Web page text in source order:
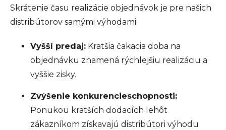
Skrátenie času realizácie objednávok je pre našich
distribútorov samými výhodami:
Vyšší predaj: Kratšia čakacia doba na
objednávku znamená rýchlejšiu realizáciu a
vyššie zisky.
Zvýšenie konkurencieschopnosti:
Ponukou kratších dodacích lehôt
zákazníkom získavajú distribútori výhodu